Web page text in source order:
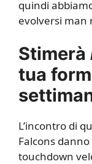
quindi
evolversi man
Stimerà
tua
L’incontro di
Falcons
touchdown